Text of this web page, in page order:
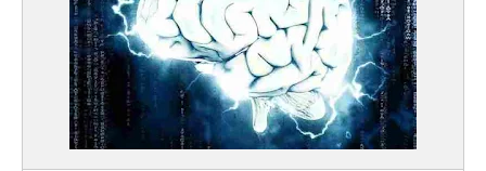
أسلوب حياة
تطوير الذات
الطريق إلى النجاح
مال وأعمال
Youtube
اتفاقية الإستخدام
سياسة الخصوصية